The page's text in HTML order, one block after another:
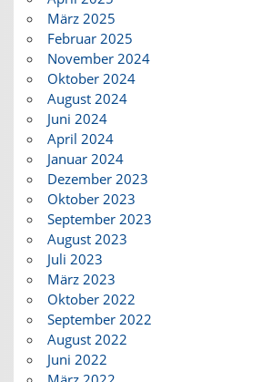
März 2025
Februar 2025
November 2024
Oktober 2024
August 2024
Juni 2024
April 2024
Januar 2024
Dezember 2023
Oktober 2023
September 2023
August 2023
Juli 2023
März 2023
Oktober 2022
September 2022
August 2022
Juni 2022